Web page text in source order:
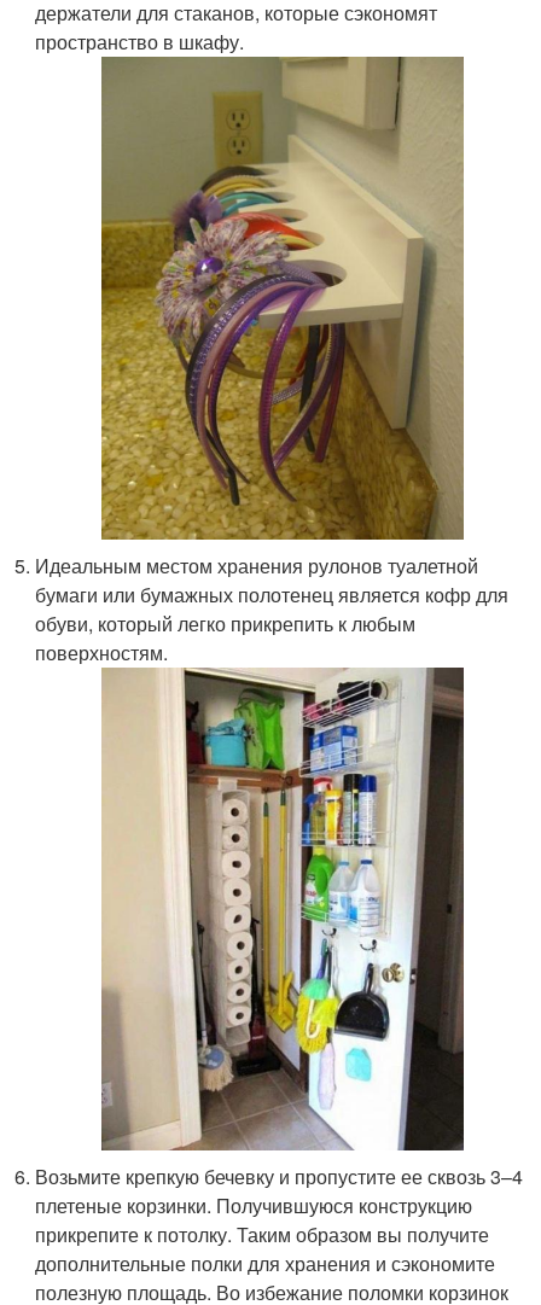
держатели для стаканов, которые сэкономят
пространство в шкафу.
Идеальным местом хранения рулонов туалетной
бумаги или бумажных полотенец является кофр для
обуви, который легко прикрепить к любым
поверхностям.
Возьмите крепкую бечевку и пропустите ее сквозь 3–4
плетеные корзинки. Получившуюся конструкцию
прикрепите к потолку. Таким образом вы получите
дополнительные полки для хранения и сэкономите
полезную площадь. Во избежание поломки корзинок